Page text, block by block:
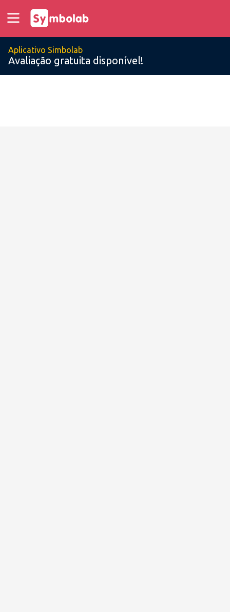
Aplicativo Simbolab
Avaliação gratuita disponível!